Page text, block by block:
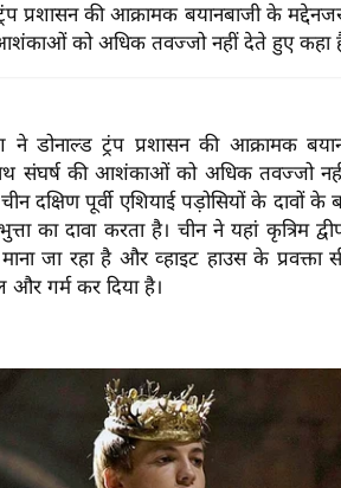
प्रशासन की आक्रामक बयानबाजी के
को अधिक तवज्जो नहीं देते हुए कहा है
ने डोनाल्ड ट्रंप प्रशासन की आक्रामक
संघर्ष की आशंकाओं को अधिक तवज्जो
दक्षिण पूर्वी एशियाई पड़ोसियों के दावों
का दावा करता है। चीन ने यहां कृत्रिम
जा रहा है और व्हाइट हाउस के प्रवक्ता
और गर्म कर दिया है।